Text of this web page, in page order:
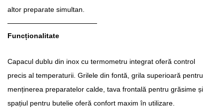
altor preparate simultan.
──────────────────
Funcționalitate
Capacul dublu din inox cu termometru integrat oferă control
precis al temperaturii. Grilele din fontă, grila superioară pentru
menținerea preparatelor calde, tava frontală pentru grăsime și
spațiul pentru butelie oferă confort maxim în utilizare.